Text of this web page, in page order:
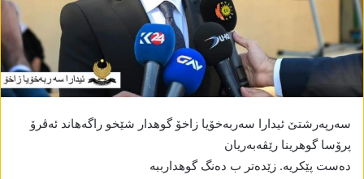
سەرپەرشتێ ئیدارا سەربەخۆیا زاخۆ گوھدار شێخو راگەھاند ئەڤرۆ
پرۆسا گوھرینا رێڤەبەریان
دەست پێکریە. زێدەتر ب دەنگ گوھدارببە